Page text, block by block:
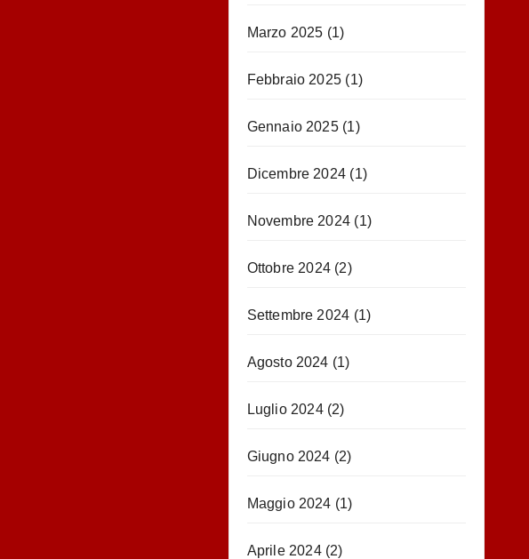
Marzo 2025 (1)
Febbraio 2025 (1)
Gennaio 2025(1)
Dicembre 2024 (1)
Novembre 2024 (1)
Ottobre 2024(2)
Settembre 2024 (1)
Agosto 2024 (1)
Luglio 2024(2)
Giugno 2024 (2)
Maggio 2024 (1)
Aprile 2024(2)